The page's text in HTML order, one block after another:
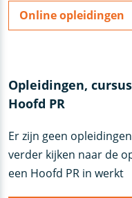
Online opleidingen
Opleidingen,
Hoofd PR
Er zijn geen
verder kijken naar de
een Hoofd PR in werkt